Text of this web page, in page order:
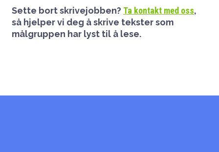
Sette bort skrivejobben? Ta kontakt med oss,
så hjelper vi deg å skrive tekster som
målgruppen har lyst til å lese.